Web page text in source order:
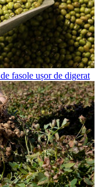
fasole ușor de digerat